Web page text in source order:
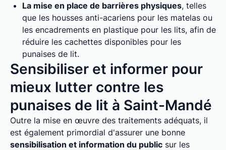
La mise en place de barrières physiques, telles
que les housses anti-acariens pour les matelas ou
les encadrements en plastique pour les lits, afin de
réduire les cachettes disponibles pour les
punaises de lit.
Sensibiliser et informer pour
mieux lutter contre les
punaises de lit à Saint-Mandé
Outre la mise en œuvre des traitements adéquats, il
est également primordial d'assurer une bonne
sensibilisation et information du public sur les